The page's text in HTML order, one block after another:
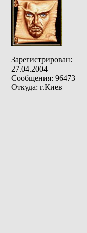
Зарегистрирован:
27.04.2004
Сообщения: 96473
Откуда: г.Киев